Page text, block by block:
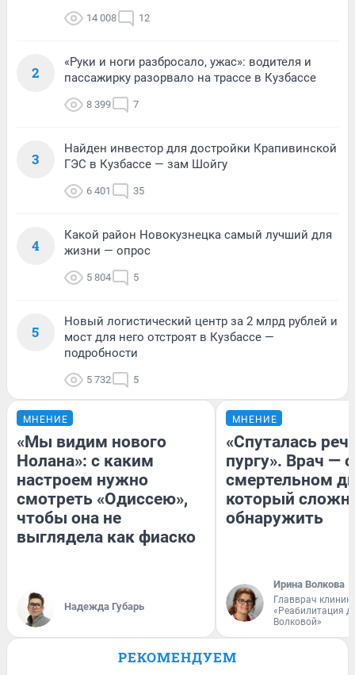
14 008 12
2
«Руки и ноги разбросало, ужас»: водителя и
пассажирку разорвало на трассе в Кузбассе
8 399 7
3
Найден инвестор для достройки Крапивинской
ГЭС в Кузбассе — зам Шойгу
6 401 35
4
Какой район Новокузнецка самый лучший для
жизни — опрос
5 804 5
5
Новый логистический центр за 2 млрд рублей и
мост для него отстроят в Кузбассе —
подробности
5 732 5
МНЕНИЕ
«Мы видим нового
Нолана»: с каким
настроем нужно
смотреть «Одиссею»,
чтобы она не
выглядела как фиаско
Надежда Губарь
МНЕНИЕ
«Спуталась
пургу». Врач — о
смертельном
который
обнаружить
Ирина Волкова
Главврач
«Реабилитация
Волковой»
РЕКОМЕНДУЕМ